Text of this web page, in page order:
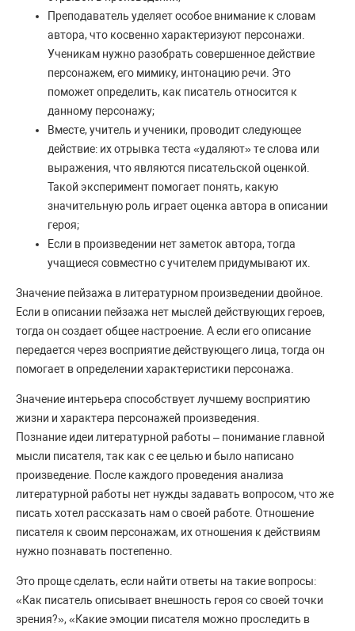
Преподаватель уделяет особое внимание к словам
автора, что косвенно характеризуют персонажи.
Ученикам нужно разобрать совершенное действие
персонажем, его мимику, интонацию речи. Это
поможет определить, как писатель относится к
данному персонажу;
Вместе, учитель и ученики, проводит следующее
действие: их отрывка теста «удаляют» те слова или
выражения, что являются писательской оценкой.
Такой эксперимент помогает понять, какую
значительную роль играет оценка автора в описании
героя;
Если в произведении нет заметок автора, тогда
учащиеся совместно с учителем придумывают их.
Значение пейзажа в литературном произведении двойное.
Если в описании пейзажа нет мыслей действующих героев,
тогда он создает общее настроение. А если его описание
передается через восприятие действующего лица, тогда он
помогает в определении характеристики персонажа.
Значение интерьера способствует лучшему восприятию
жизни и характера персонажей произведения.
Познание идеи литературной работы – понимание главной
мысли писателя, так как с ее целью и было написано
произведение. После каждого проведения анализа
литературной работы нет нужды задавать вопросом, что же
писать хотел рассказать нам о своей работе. Отношение
писателя к своим персонажам, их отношения к действиям
нужно познавать постепенно.
Это проще сделать, если найти ответы на такие вопросы:
«Как писатель описывает внешность героя со своей точки
зрения?», «Какие эмоции писателя можно проследить в